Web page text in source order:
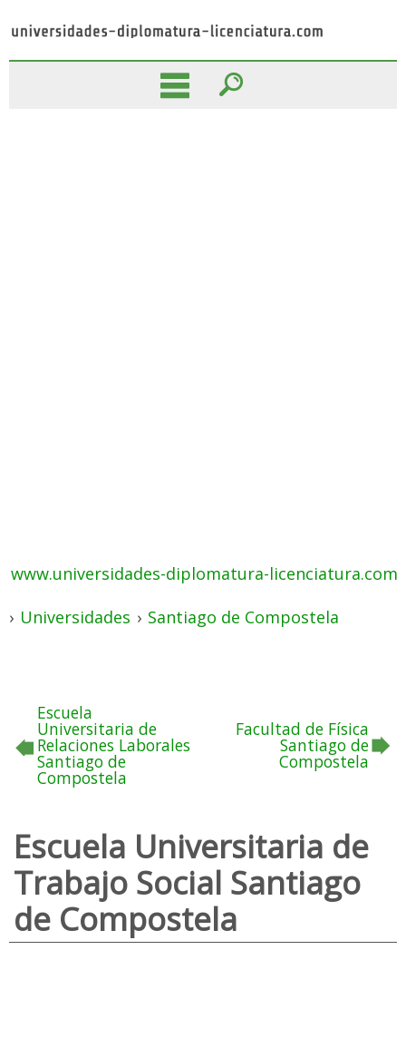
www.universidades-diplomatura-licenciatura.com
› Universidades › Santiago de Compostela
Escuela
Universitaria de
Relaciones Laborales
Santiago de
Compostela
Facultad de Física
Santiago de
Compostela
Escuela Universitaria de
Trabajo Social Santiago
de Compostela